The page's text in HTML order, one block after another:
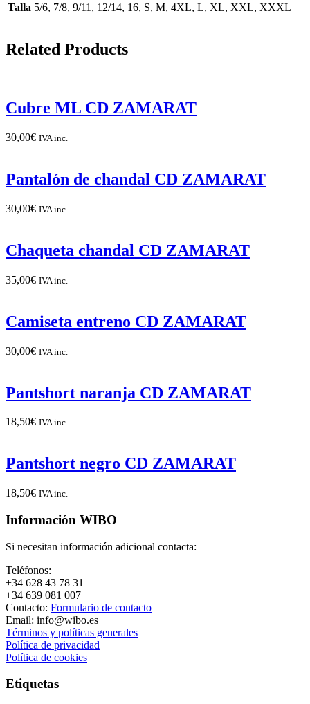
Talla 5/6, 7/8, 9/11, 12/14, 16, S, M, 4XL, L, XL, XXL, XXXL
Related Products
Cubre ML CD ZAMARAT
30,00€ IVA inc.
Pantalón de chandal CD ZAMARAT
30,00€ IVA inc.
Chaqueta chandal CD ZAMARAT
35,00€ IVA inc.
Camiseta entreno CD ZAMARAT
30,00€ IVA inc.
Pantshort naranja CD ZAMARAT
18,50€ IVA inc.
Pantshort negro CD ZAMARAT
18,50€ IVA inc.
Información WIBO
Si necesitan información adicional contacta:
Teléfonos:
+34 628 43 78 31
+34 639 081 007
Contacto: Formulario de contacto
Email: info@wibo.es
Términos y políticas generales
Política de privacidad
Política de cookies
Etiquetas